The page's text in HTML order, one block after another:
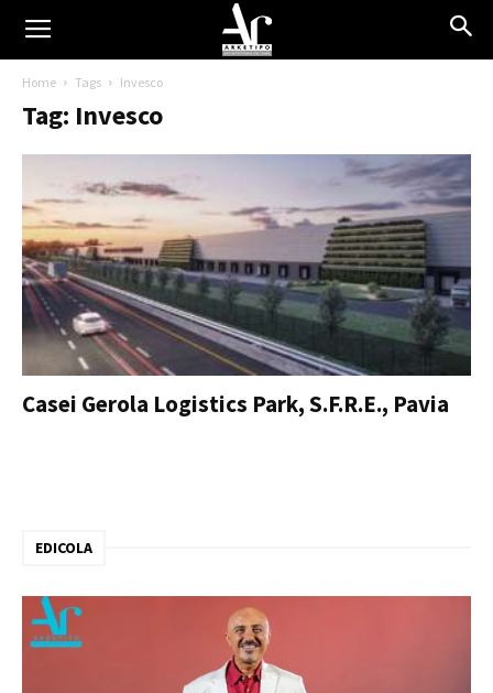
Home Tags Invesco
Tag: Invesco
Casei Gerola Logistics Park, S.F.R.E., Pavia
EDICOLA